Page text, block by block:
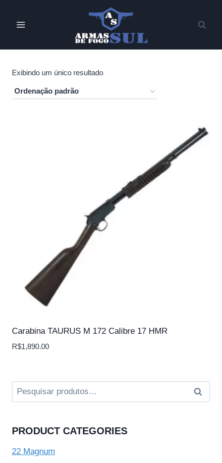
Exibindo um único resultado
Carabina TAURUS M 172 Calibre 17 HMR
R$1,890.00
Pesquisar
por:
PRODUCT CATEGORIES
22 Magnum